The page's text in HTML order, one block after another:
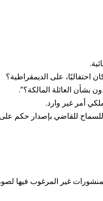
احتفاليًا، على الديمقراطية؟
بشأن العائلة المالكة؟”.
أمر غير وارد.
خلال جمع التبرعات للسماح للقاضي بإصدار حكم
غير المرغوب فيها